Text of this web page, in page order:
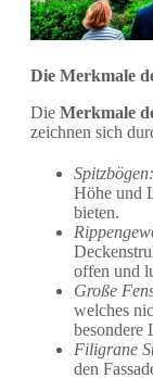
Die Merkmale
Die Merkmale
zeichnen sich
Spitzbögen:
Höhe und
bieten.
offen und
Große
welches
besondere
Filigrane
den